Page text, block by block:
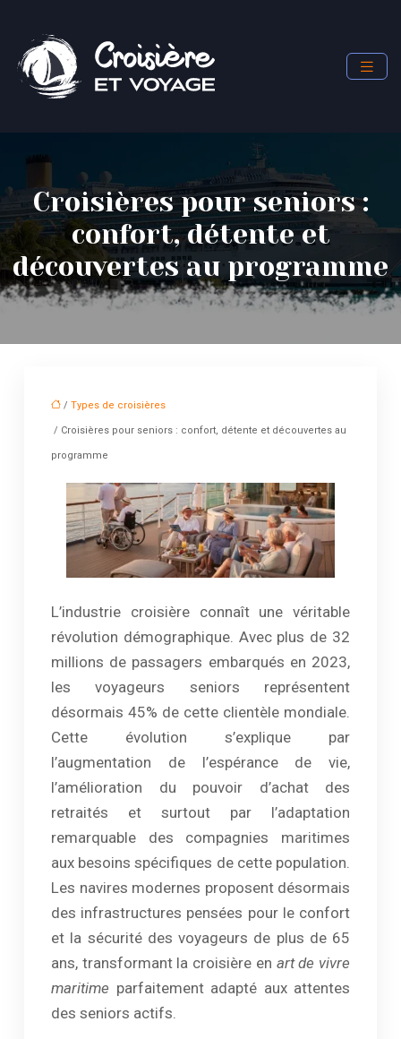
Croisières pour seniors :
confort, détente et
découvertes au programme
/ Types de croisières
/ Croisières pour seniors : confort, détente et découvertes au
programme
L’industrie croisière connaît une véritable
révolution démographique. Avec plus de 32
millions de passagers embarqués en 2023,
les voyageurs seniors représentent
désormais 45% de cette clientèle mondiale.
Cette évolution s’explique par
l’augmentation de l’espérance de vie,
l’amélioration du pouvoir d’achat des
retraités et surtout par l’adaptation
remarquable des compagnies maritimes
aux besoins spécifiques de cette population.
Les navires modernes proposent désormais
des infrastructures pensées pour le confort
et la sécurité des voyageurs de plus de 65
ans, transformant la croisière en art de vivre
maritime parfaitement adapté aux attentes
des seniors actifs.